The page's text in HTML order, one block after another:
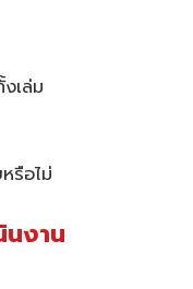
เล่ม
รือไม่
นงาน